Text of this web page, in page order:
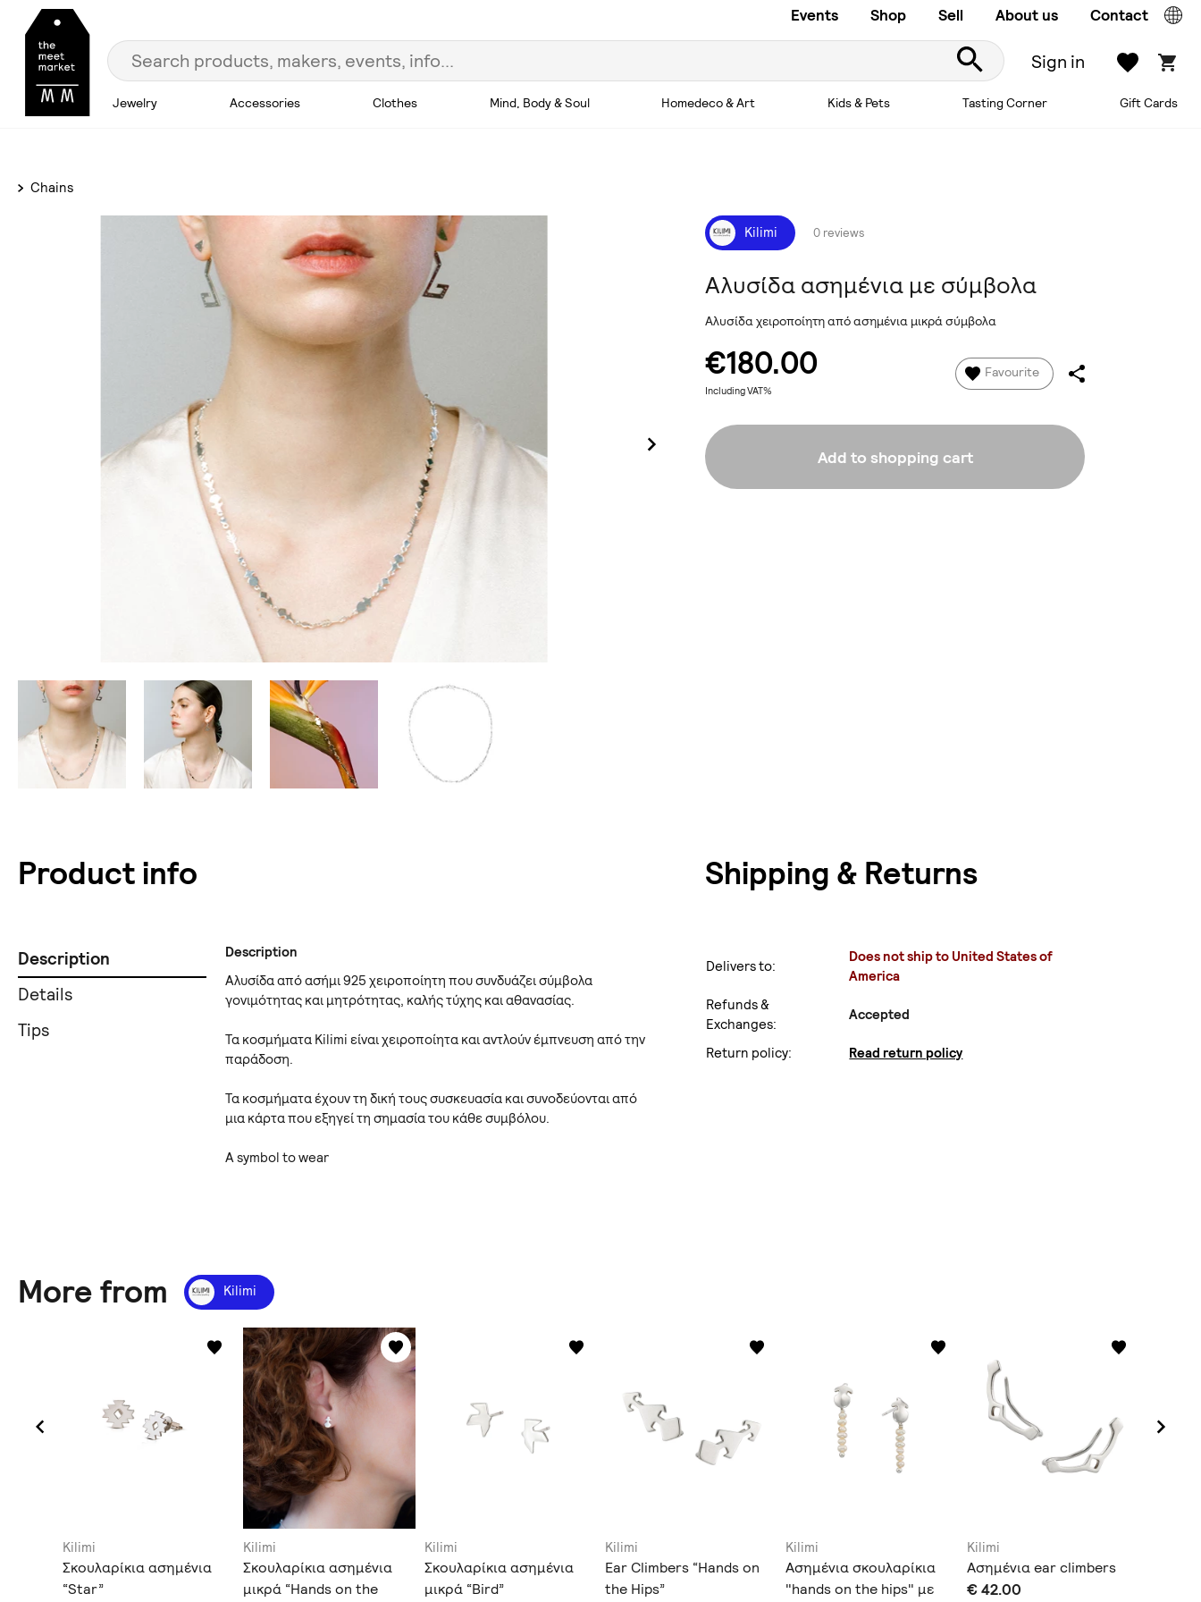
Events Shop Sell About us Contact
Sign in
Jewelry Accessories Clothes Mind, Body & Soul Homedeco & Art Kids & Pets Tasting Corner Gift Cards
Chains
Kilimi 0 reviews
Αλυσίδα ασημένια με σύμβολα
Αλυσίδα χειροποίητη από ασημένια μικρά σύμβολα
€180.00
Including VAT%
Favourite
Add to shopping cart
Product info
Description
Details
Tips
Description
Αλυσίδα από ασήμι 925 χειροποίητη που συνδυάζει σύμβολα
γονιμότητας και μητρότητας, καλής τύχης και αθανασίας.
Τα κοσμήματα Kilimi είναι χειροποίητα και αντλούν έμπνευση από την
παράδοση.
Τα κοσμήματα έχουν τη δική τους συσκευασία και συνοδεύονται από
μια κάρτα που εξηγεί τη σημασία του κάθε συμβόλου.
A symbol to wear
Shipping & Returns
Delivers to:
Does not ship to United States of
America
Refunds &
Exchanges:
Accepted
Return policy: Read return policy
More from Kilimi
Kilimi
Σκουλαρίκια ασημένια
“Star”
Kilimi
Σκουλαρίκια ασημένια
μικρά “Hands on the
Kilimi
Σκουλαρίκια ασημένια
μικρά “Bird”
Kilimi
Ear Climbers “Hands on
the Hips”
Kilimi
Ασημένια σκουλαρίκια
"hands on the hips" με
Kilimi
Ασημένια ear climbers
€ 42.00